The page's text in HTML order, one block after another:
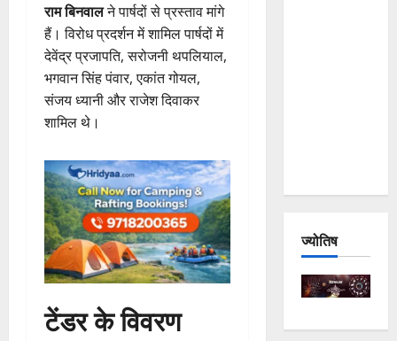
राम बिनवालने पार्षदों से प्रस्ताव मांगे
हैं। विरोध प्रदर्शन में शामिल पार्षदों में
देवेंद्र प्रजापति, सरोजनी थपलियाल,
भगवान सिंह पंवार, एकांत गोयल,
संजय ध्यानी और राजेश दिवाकर
शामिल थे।
टेंडर के विवरण
ज्योतिष